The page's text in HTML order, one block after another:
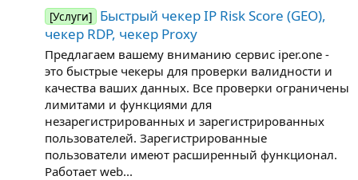
[Услуги] Быстрый чекер IP Risk Score (GEO),
чекер RDP, чекер Proxy
Предлагаем вашему вниманию сервис iper.one -
это быстрые чекеры для проверки валидности и
качества ваших данных. Все проверки ограничены
лимитами и функциями для
незарегистрированных и зарегистрированных
пользователей. Зарегистрированные
пользователи имеют расширенный функционал.
Работает web...